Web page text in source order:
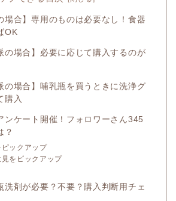
場合】専用のものは必要なし！食器
OK
の場合】必要に応じて購入するのが
の場合】哺乳瓶を買うときに洗浄グ
購入
ンケート開催！フォロワーさん345
？
ックアップ
をピックアップ
洗剤が必要？不要？購入判断用チェ